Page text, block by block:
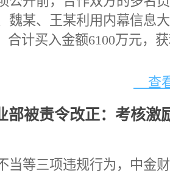
魏某、王某利用内幕信息
合计买入金额6100万元，
查
部被责令改正：考核激
当等三项违规行为，中金